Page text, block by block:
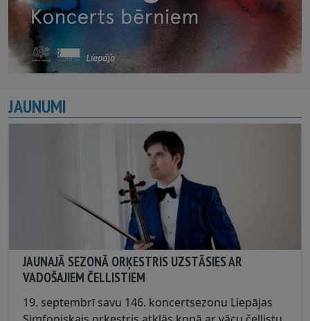
JAUNUMI
JAUNAJĀ SEZONĀ ORĶESTRIS UZSTĀSIES AR
VADOŠAJIEM ČELLISTIEM
19. septembrī savu 146. koncertsezonu Liepājas